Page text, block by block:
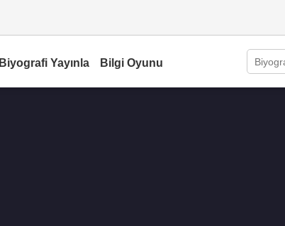
Biyografi Yayınla Bilgi Oyunu